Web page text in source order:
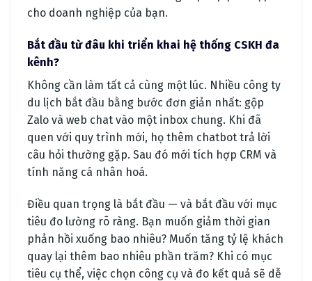
cho doanh nghiệp của bạn.
Bắt đầu từ đâu khi triển khai hệ thống CSKH đa
kênh?
Không cần làm tất cả cùng một lúc. Nhiều công ty
du lịch bắt đầu bằng bước đơn giản nhất: gộp
Zalo và web chat vào một inbox chung. Khi đã
quen với quy trình mới, họ thêm chatbot trả lời
câu hỏi thường gặp. Sau đó mới tích hợp CRM và
tính năng cá nhân hoá.
Điều quan trọng là bắt đầu — và bắt đầu với mục
tiêu đo lường rõ ràng. Bạn muốn giảm thời gian
phản hồi xuống bao nhiêu? Muốn tăng tỷ lệ khách
quay lại thêm bao nhiêu phần trăm? Khi có mục
tiêu cụ thể, việc chọn công cụ và đo kết quả sẽ dễ